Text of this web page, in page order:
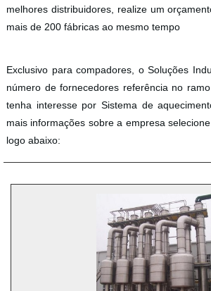
melhores distribuidores, realize um
mais de 200 fábricas ao mesmo tempo
Exclusivo para compadores, o Soluções
número de fornecedores referência no
tenha interesse por Sistema de
mais informações sobre a empresa
logo abaixo: